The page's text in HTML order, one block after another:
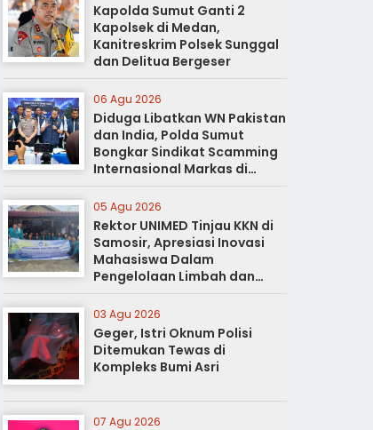
Kapolda Sumut Ganti 2
Kapolsek di Medan,
Kanitreskrim Polsek Sunggal
dan Delitua Bergeser
06 Agu 2026
Diduga Libatkan WN Pakistan
dan India, Polda Sumut
Bongkar Sindikat Scamming
Internasional Markas di
Apartemen Podomoro
05 Agu 2026
Rektor UNIMED Tinjau KKN di
Samosir, Apresiasi Inovasi
Mahasiswa Dalam
Pengelolaan Limbah dan
Pertanian Ramah Lingkungan
03 Agu 2026
Geger, Istri Oknum Polisi
Ditemukan Tewas di
Kompleks Bumi Asri
07 Agu 2026